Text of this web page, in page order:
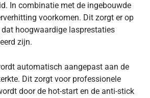
In combinatie met de ingebouwde
voorkomen. Dit zorgt er op
hoogwaardige lasprestaties
zijn.
automatisch aangepast aan de
Dit zorgt voor professionele
door de hot-start en de anti-stick